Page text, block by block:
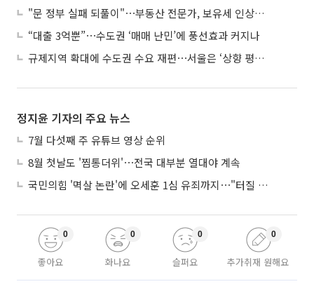
"문 정부 실패 되풀이"⋯부동산 전문가, 보유세 인상에 우려
“대출 3억뿐”⋯수도권 ‘매매 난민’에 풍선효과 커지나
규제지역 확대에 수도권 수요 재편⋯서울은 ‘상향 평준화’
정지윤 기자의 주요 뉴스
7월 다섯째 주 유튜브 영상 순위
8월 첫날도 '찜통더위'⋯전국 대부분 열대야 계속
국민의힘 '멱살 논란'에 오세훈 1심 유죄까지⋯"터질 게 터졌다"
좋아요
0
화나요
0
슬퍼요
0
추가취재 원해요
0